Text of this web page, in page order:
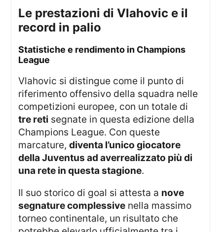
Le prestazioni di Vlahovic e il
record in palio
Statistiche e rendimento in Champions
League
Vlahovic si distingue come il punto di
riferimento offensivo della squadra nelle
competizioni europee, con un totale di
tre reti segnate in questa edizione della
Champions League. Con queste
marcature,diventa l’unico giocatore
della Juventus ad averrealizzato più di
una rete in questa stagione.
Il suo storico di goal si attesta a nove
segnature complessive nella massimo
torneo continentale, un risultato che